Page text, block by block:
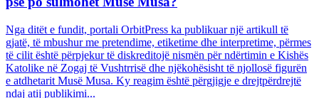
Nga ditët e fundit, portali OrbitPress ka publikuar një artikull të
gjatë, të mbushur me pretendime, etiketime dhe interpretime, përmes
të cilit është përpjekur të diskreditojë nismën për ndërtimin e Kishës
Katolike në Zogaj të Vushtrrisë dhe njëkohësisht të njollosë figurën
e atdhetarit Musë Musa. Ky reagim është përgjigje e drejtpërdrejtë
ndaj atij publikimi...